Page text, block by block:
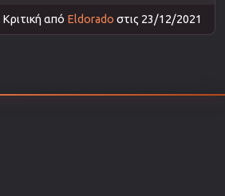
Κριτική από Eldorado στις 23/12/2021